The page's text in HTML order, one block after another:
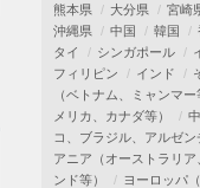
熊本県
大分県 宮崎
沖縄県
中国 韓国
タイ
シンガポール
フィリピン
インド
（ベトナム、ミャンマー
メリカ、カナダ等）
コ、ブラジル、アルゼン
アニア（オーストラリア
ンド等）
ヨーロッパ